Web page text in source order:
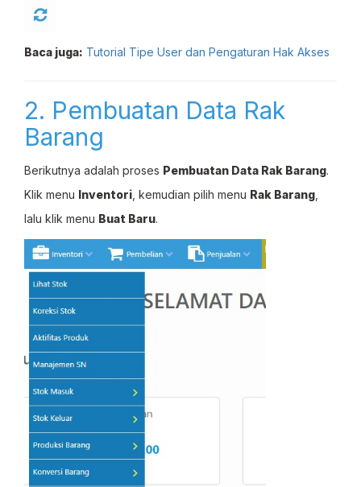
Baca juga: Tutorial Tipe User dan Pengaturan Hak Akses
2. Pembuatan Data Rak
Barang
Berikutnya adalah proses Pembuatan Data Rak Barang.
Klik menu Inventori , kemudian pilih menu Rak Barang
lalu klik menu Buat Baru.